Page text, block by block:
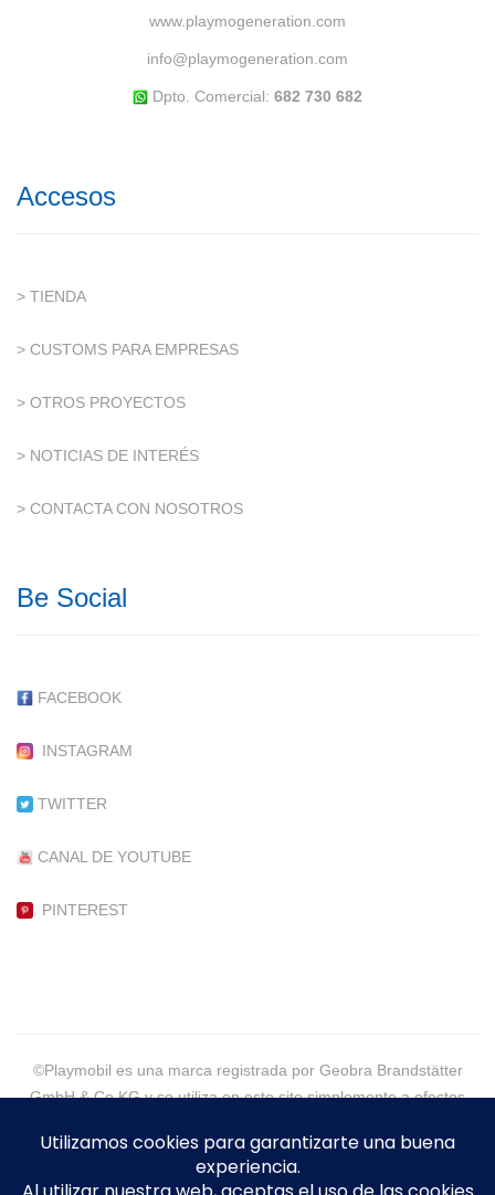
www.playmogeneration.com
info@playmogeneration.com
Dpto. Comercial: 682 730 682
Accesos
> TIENDA
> CUSTOMS PARA EMPRESAS
> OTROS PROYECTOS
> NOTICIAS DE INTERÉS
> CONTACTA CON NOSOTROS
Be Social
FACEBOOK
INSTAGRAM
TWITTER
CANAL DE YOUTUBE
PINTEREST
©Playmobil es una marca registrada por Geobra Brandstätter
GmbH & Co KG y se utiliza en este site simplemente a efectos
©2021 - PlaymoGeneration, More than Customs - Eva Alpera -
Todos los Derechos Reservados